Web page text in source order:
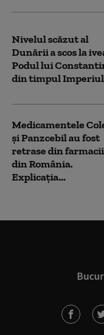
Nivelul scăzut al
Dunării a scos la
Podul lui
din timpul
Medicamentele
și Panzcebil au fost
retrase din
din România.
Explicația...